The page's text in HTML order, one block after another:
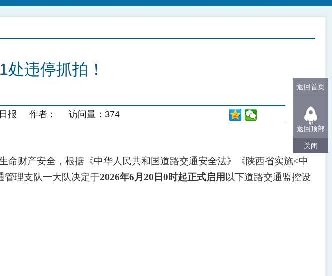
违停抓拍！
报 作者： 访问量： 374
财产安全，根据《中华人民共和国道路交通安全法》《陕西省实施<中
管理支队一大队决定于2026年6月20日0时起正式启用 以下道路交通监控设
返回首页
返回顶部
关闭